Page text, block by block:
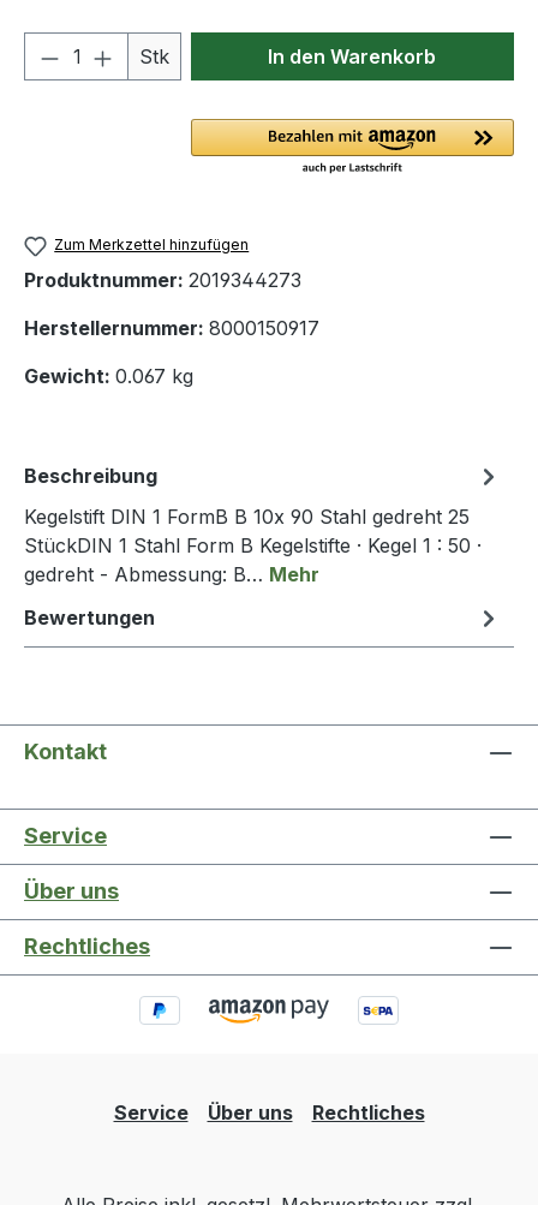
Produkt Anzahl: Gib den
Stk In den Warenkorb
Zum Merkzettel hinzufügen
Produktnummer: 2019344273
Herstellernummer: 8000150917
Gewicht: 0.067 kg
Beschreibung
Kegelstift DIN 1 FormB B 10x 90 Stahl gedreht 25
StückDIN 1 Stahl Form B Kegelstifte · Kegel 1 : 50 ·
gedreht - Abmessung: B… Mehr
Bewertungen
Kontakt
Service
Über uns
Rechtliches
Service Über uns Rechtliches